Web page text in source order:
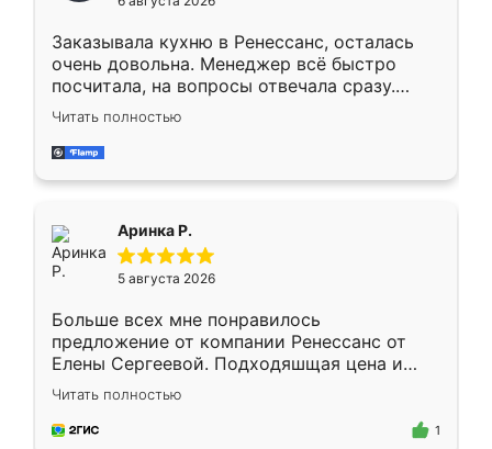
мебели буду заказывать только здесь.
Заказывала кухню в Ренессанс, осталась
очень довольна. Менеджер всё быстро
посчитала, на вопросы отвечала сразу.
Замерщик приехал в субботу, подошёл к
делу со всей ответственностью. Собрали
за день, ребята работали аккуратно, даже
Читать полностью
Аринка Р.
5 августа 2026
Больше всех мне понравилось
предложение от компании Ренессанс от
Елены Сергеевой. Подходяшщая цена и
короткие сроки изготовления. Приехавший
для замера сотрудник Владислав
предложил по моему эскизу самый
Читать полностью
1